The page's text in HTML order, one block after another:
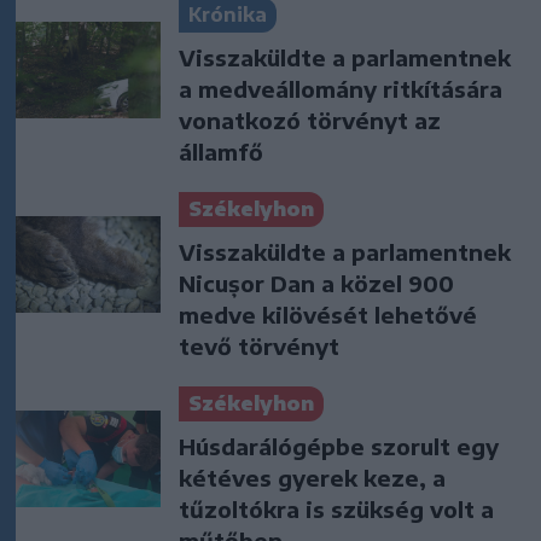
Krónika
Visszaküldte a parlamentnek
a medveállomány ritkítására
vonatkozó törvényt az
államfő
Székelyhon
Visszaküldte a parlamentnek
Nicușor Dan a közel 900
medve kilövését lehetővé
tevő törvényt
Székelyhon
Húsdarálógépbe szorult egy
kétéves gyerek keze, a
tűzoltókra is szükség volt a